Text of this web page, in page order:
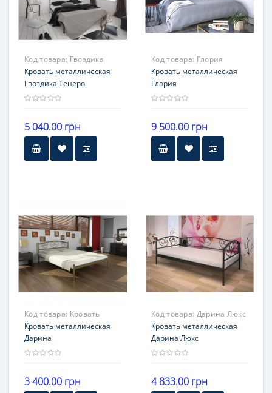
Код товара: Гвоздика
Кровать металлическая
Гвоздика Тенеро
5 040.00 грн
Гарантия
12 месяцев
Код товара: Глория
Кровать металлическая
Глория
9 500.00 грн
Гарантия
12 месяцев
Код товара: Кровать
Дарина
Кровать металлическая
Дарина
3 400.00 грн
Код товара: Дарина Люкс
Кровать металлическая
Дарина Люкс
4 833.00 грн